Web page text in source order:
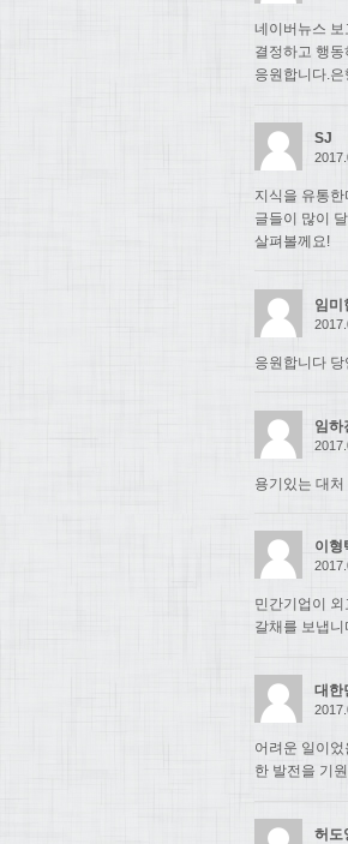
네이버뉴스
결정하고 행
응원합니다.
SJ
지식을 유통
글들이 많이
살펴볼께요!
임미
응원합니다
임하
용기있는 대
이형
민간기업이
갈채를 보냅
대한
어려운 일이
한 발전을 기
허도